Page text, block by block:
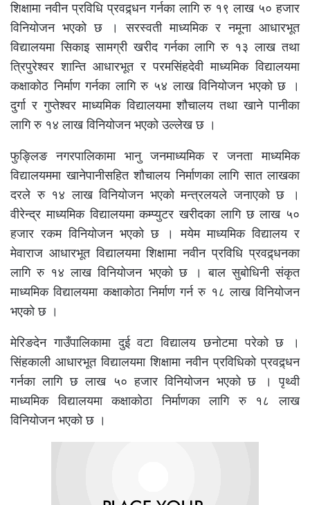
शिक्षामा नवीन प्रविधि प्रवद्र्धन गर्नका लागि रु १९ लाख ५० हजार
विनियोजन भएको छ । सरस्वती माध्यमिक र नमूना आधारभूत
विद्यालयमा सिकाइ सामग्री खरीद गर्नका लागि रु १३ लाख तथा
त्रिपुरेश्वर शान्ति आधारभूत र परमसिंहदेवी माध्यमिक विद्यालयमा
कक्षाकोठ निर्माण गर्नका लागि रु ५४ लाख विनियोजन भएको छ ।
दुर्गा र गुप्तेश्वर माध्यमिक विद्यालयमा शौचालय तथा खाने पानीका
लागि रु १४ लाख विनियोजन भएको उल्लेख छ ।
फुङ्लिङ नगरपालिकामा भानु जनमाध्यमिक र जनता माध्यमिक
विद्यालयममा खानेपानीसहित शौचालय निर्माणका लागि सात लाखका
दरले रु १४ लाख विनियोजन भएको मन्त्रलयले जनाएको छ ।
वीरेन्द्र माध्यमिक विद्यालयमा कम्प्युटर खरीदका लागि छ लाख ५०
हजार रकम विनियोजन भएको छ । मयेम माध्यमिक विद्यालय र
मेवाराज आधारभूत विद्यालयमा शिक्षामा नवीन प्रविधि प्रवद्र्धनका
लागि रु १४ लाख विनियोजन भएको छ । बाल सुबोधिनी संकृत
माध्यमिक विद्यालयमा कक्षाकोठा निर्माण गर्न रु १८ लाख विनियोजन
भएको छ ।
मेरिङदेन गाउँपालिकामा दुई वटा विद्यालय छनोटमा परेको छ ।
सिंहकाली आधारभूत विद्यालयमा शिक्षामा नवीन प्रविधिको प्रवद्र्धन
गर्नका लागि छ लाख ५० हजार विनियोजन भएको छ । पृथ्वी
माध्यमिक विद्यालयमा कक्षाकोठा निर्माणका लागि रु १८ लाख
विनियोजन भएको छ ।